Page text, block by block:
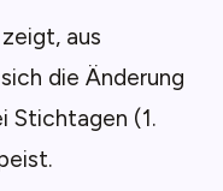
zeigt, aus
die Änderung
Stichtagen (1.